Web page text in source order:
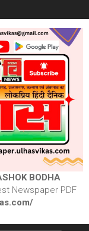
BODHA
Newspaper PDF